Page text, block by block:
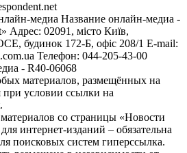
медиа Название онлайн-медиа -
Адрес: 02091, місто Київ,
будинок 172-Б, офіс 208/1 E-mail:
Телефон: 044-205-43-00
- R40-06068
материалов, размещённых на
при условии ссылки на
со страницы «Новости
интернет-изданий – обязательна
поисковых систем гиперссылка.